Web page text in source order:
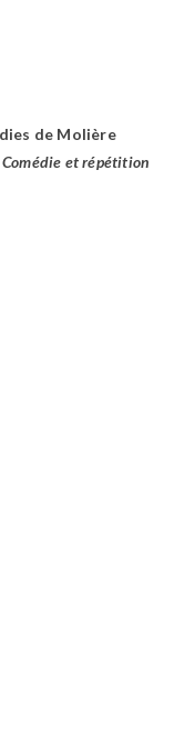
de Molière
et répétition